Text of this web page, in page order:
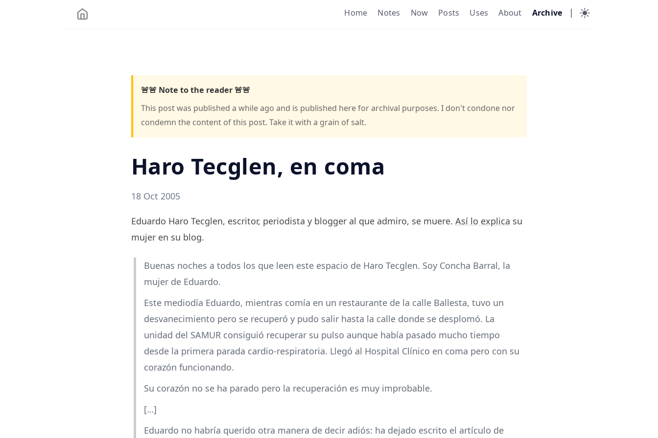
Home Notes Now Posts Uses About Archive |
🚨🚨 Note to the reader 🚨🚨
This post was published a while ago and is published here for archival purposes. I don't condone nor
condemn the content of this post. Take it with a grain of salt.
Haro Tecglen, en coma
18 Oct 2005
Eduardo Haro Tecglen, escritor, periodista y blogger al que admiro, se muere. Así lo explica su
mujer en su blog.
Buenas noches a todos los que leen este espacio de Haro Tecglen. Soy Concha Barral, la
mujer de Eduardo.
Este mediodía Eduardo, mientras comía en un restaurante de la calle Ballesta, tuvo un
desvanecimiento pero se recuperó y pudo salir hasta la calle donde se desplomó. La
unidad del SAMUR consiguió recuperar su pulso aunque había pasado mucho tiempo
desde la primera parada cardio-respiratoria. Llegó al Hospital Clínico en coma pero con su
corazón funcionando.
Su corazón no se ha parado pero la recuperación es muy improbable.
[…]
Eduardo no habría querido otra manera de decir adiós: ha dejado escrito el artículo de